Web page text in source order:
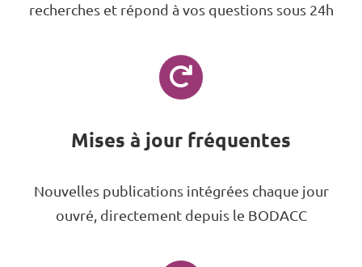
recherches et répond à vos questions sous 24h
Mises à jour fréquentes
Nouvelles publications intégrées chaque jour
ouvré, directement depuis le BODACC